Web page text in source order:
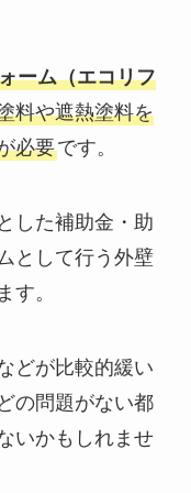
ーム（エコリフ
料や遮熱塗料を
必要です。
した補助金・助
として行う外壁
す。
どが比較的緩い
の問題がない都
いかもしれませ